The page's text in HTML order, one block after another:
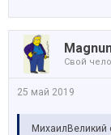
Свой
25 май 2019
МихаилВеликий